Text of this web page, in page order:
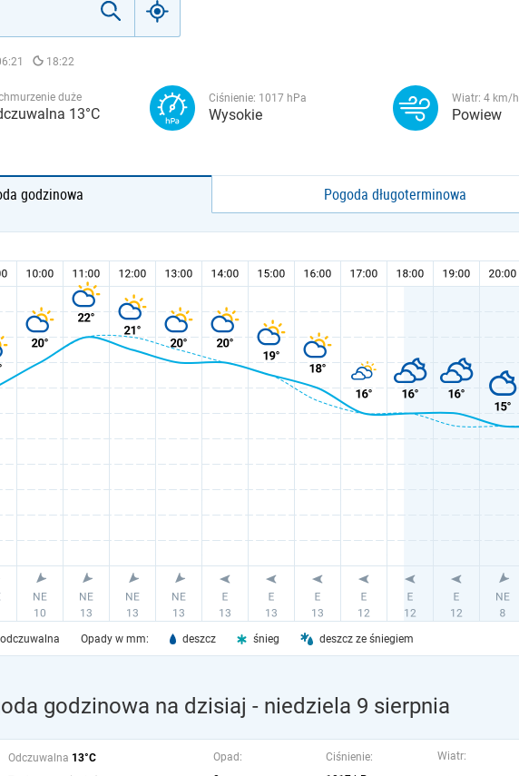
18:22
duże
13°C
Ciśnienie: 1017 hPa
Wysokie
Wiatr: 4 km/h
Powiew
godzinowa Pogoda długoterminowa
Opady w mm: deszcz śnieg deszcz ze śniegiem
godzinowa na dzisiaj - niedziela 9 sierpnia
Odczuwalna 13°C
Opad:
Ciśnienie:
Wiatr: